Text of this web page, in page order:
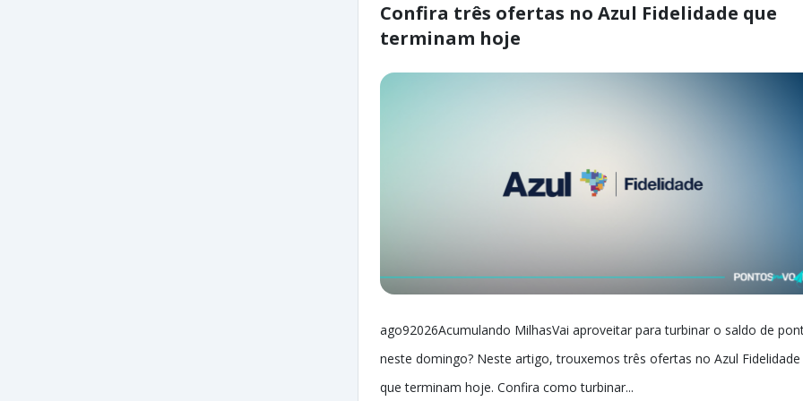
Confira três ofertas no Azul Fidelidade que
terminam hoje
ago92026Acumulando MilhasVai aproveitar para turbinar o saldo de
neste domingo? Neste artigo, trouxemos três ofertas no Azul Fidelidade
que terminam hoje. Confira como turbinar...